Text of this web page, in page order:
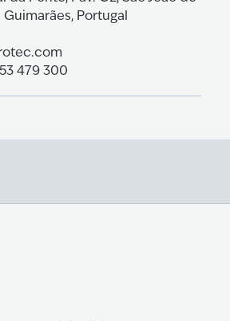
Portugal
479 300distribuidor
a nível mundial. Interessado